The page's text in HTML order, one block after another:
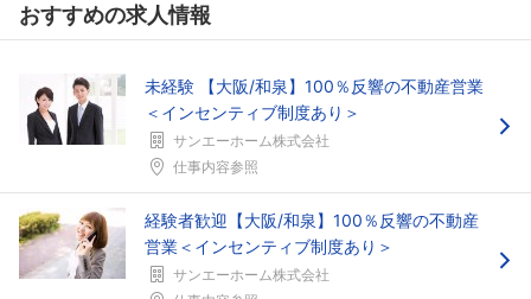
おすすめの求人情報
未経験 【大阪/和泉】100％反響の不動産営業
＜インセンティブ制度あり＞
サンエーホーム株式会社
仕事内容参照
経験者歓迎【大阪/和泉】100％反響の不動産
営業＜インセンティブ制度あり＞
サンエーホーム株式会社